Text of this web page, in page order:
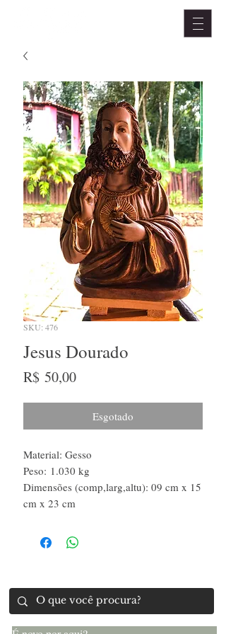
SKU: 476
Jesus Dourado
R$ 50,00Preço
Esgotado
Material: Gesso
Peso: 1.030 kg
Dimensões (comp,larg,altu): 09 cm x 15
cm x 23 cm